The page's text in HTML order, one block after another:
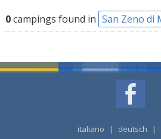
0campings found in San Zeno di
italiano | deutsch |